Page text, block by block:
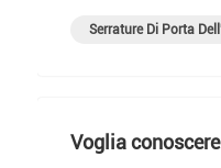
Serrature Di Porta
Voglia